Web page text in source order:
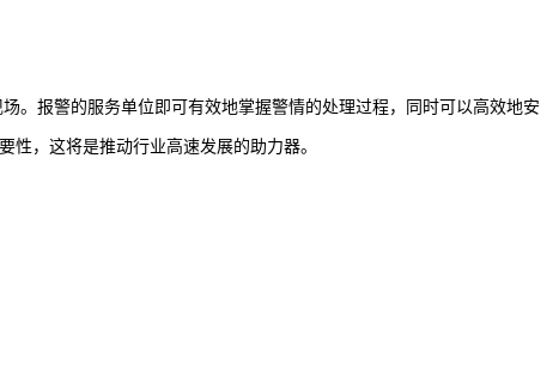
。报警的服务单位即可有效地掌握警情的处理过程，同时可以高效地安
，这将是推动行业高速发展的助力器。